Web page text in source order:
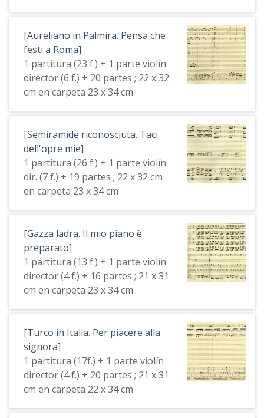
[Aureliano in Palmira. Pensa che
festi a Roma]
1 partitura (23 f.) + 1 parte violín
director (6 f.) + 20 partes ; 22 x 32
cm en carpeta 23 x 34 cm
[Semiramide riconosciuta. Taci
dell'opre mie]
1 partitura (26 f.) + 1 parte violín
dir. (7 f.) + 19 partes ; 22 x 32 cm
en carpeta 23 x 34 cm
[Gazza ladra. Il mio piano è
preparato]
1 partitura (13 f.) + 1 parte violín
director (4 f.) + 16 partes ; 21 x 31
cm en carpeta 23 x 34 cm
[Turco in Italia. Per piacere alla
signora]
1 partitura (17f.) + 1 parte violín
director (4 f.) + 20 partes ; 21 x 31
cm en carpeta 22 x 34 cm